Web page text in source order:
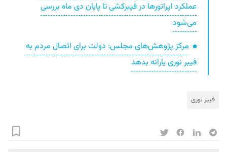
عملکرد اپراتورها در فیبرکشی تا پایان دی ماه بررسی
می‌شود
مرکز‌ پژوهش‌های مجلس: دولت برای اتصال مردم به
فیبر نوری یارانه بدهد
فیبر نوری